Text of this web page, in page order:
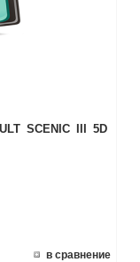
SCENIC III 5D
в сравнение